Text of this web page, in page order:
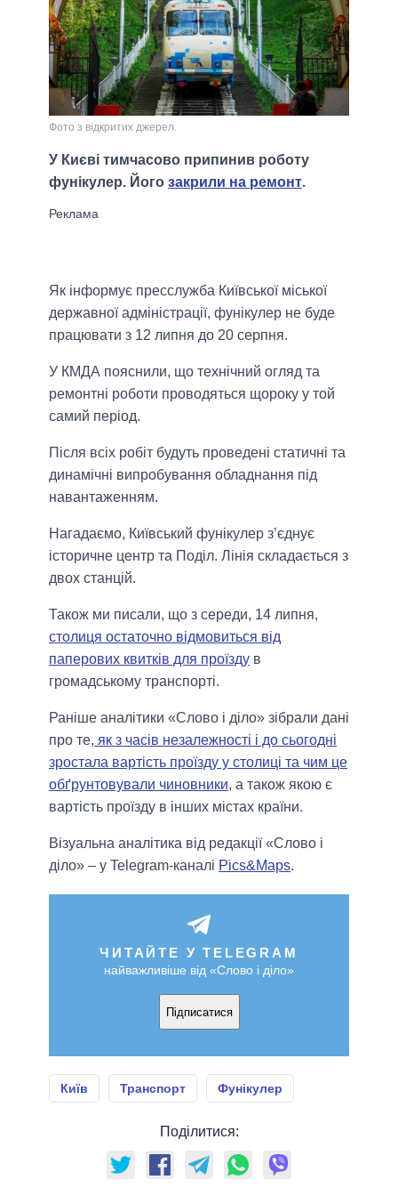
Фото з відкритих джерел.
У Києві тимчасово припинив роботу
фунікулер. Його закрили на ремонт.
Як інформує пресслужба Київської міської
державної адміністрації, фунікулер не буде
працювати з 12 липня до 20 серпня.
У КМДА пояснили, що технічний огляд та
ремонтні роботи проводяться щороку у той
самий період.
Після всіх робіт будуть проведені статичні та
динамічні випробування обладнання під
навантаженням.
Нагадаємо, Київський фунікулер з’єднує
історичне центр та Поділ. Лінія складається з
двох станцій.
Також ми писали, що з середи, 14 липня,
столиця остаточно відмовиться від
паперових квитків для проїзду в
громадському транспорті.
Раніше аналітики «Слово і діло» зібрали дані
про те, як з часів незалежності і до сьогодні
зростала вартість проїзду у столиці та чим це
обґрунтовували чиновники, а також якою є
вартість проїзду в інших містах країни.
Візуальна аналітика від редакції «Слово і
діло» – у Telegram-каналі Pics&Maps.
ЧИТАЙТЕ У TELEGRAM
найважливіше від «Слово і діло»
Підписатися
Київ Транспорт Фунікулер
Поділитися: